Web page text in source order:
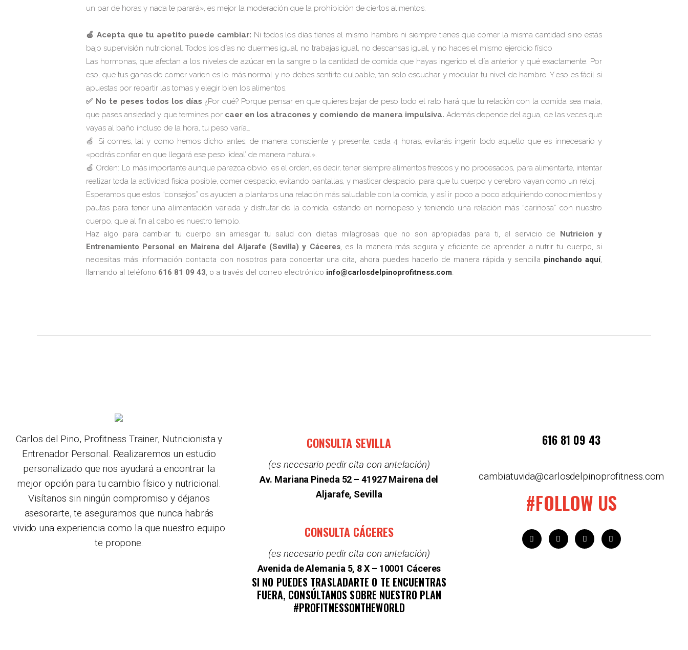
un par de horas y nada te parará», es mejor la moderación que la prohibición de ciertos alimentos.
🍏 Acepta que tu apetito puede cambiar: Ni todos los días tienes el mismo hambre ni siempre tienes que comer la misma cantidad sino estás
bajo supervisión nutricional. Todos los días no duermes igual, no trabajas igual, no descansas igual, y no haces el mismo ejercicio físico
Las hormonas, que afectan a los niveles de azúcar en la sangre o la cantidad de comida que hayas ingerido el día anterior y qué exactamente. Por
eso, que tus ganas de comer varíen es lo más normal y no debes sentirte culpable, tan solo escuchar y modular tu nivel de hambre. Y eso es fácil si
apuestas por repartir las tomas y elegir bien los alimentos.
✅ No te peses todos los días¿Por qué? Porque pensar en que quieres bajar de peso todo el rato hará que tu relación con la comida sea mala,
que pases ansiedad y que termines por caer en los atracones y comiendo de manera impulsiva. Además depende del agua, de las veces que
vayas al baño incluso de la hora, tu peso varía…
🍏 Si comes, tal y como hemos dicho antes, de manera consciente y presente, cada 4 horas, evitarás ingerir todo aquello que es innecesario y
«podrás confiar en que llegará ese peso ‘ideal’ de manera natural».
🍏 Orden: Lo más importante aunque parezca obvio, es el orden, es decir, tener siempre alimentos frescos y no procesados, para alimentarte, intentar
realizar toda la actividad física posible, comer despacio, evitando pantallas, y masticar despacio, para que tu cuerpo y cerebro vayan como un reloj.
Esperamos que estos “consejos” os ayuden a plantaros una relación más saludable con la comida, y así ir poco a poco adquiriendo conocimientos y
pautas para tener una alimentación variada y disfrutar de la comida, estando en nornopeso y teniendo una relación más “cariñosa” con nuestro
cuerpo, que al fin al cabo es nuestro templo.
Haz algo para cambiar tu cuerpo sin arriesgar tu salud con dietas milagrosas que no son apropiadas para ti, el servicio de Nutricion y
Entrenamiento Personal en Mairena del Aljarafe (Sevilla) y Cáceres, es la manera más segura y eficiente de aprender a nutrir tu cuerpo, si
necesitas más información contacta con nosotros para concertar una cita, ahora puedes hacerlo de manera rápida y sencilla pinchando aquí,
llamando al teléfono 616 81 09 43, o a través del correo electrónico info@carlosdelpinoprofitness.com.
Carlos del Pino, Profitness Trainer, Nutricionista y
Entrenador Personal. Realizaremos un estudio
personalizado que nos ayudará a encontrar la
mejor opción para tu cambio físico y nutricional.
Visítanos sin ningún compromiso y déjanos
asesorarte, te aseguramos que nunca habrás
vivido una experiencia como la que nuestro equipo
te propone.
CONSULTA SEVILLA
(es necesario pedir cita con antelación)
Av. Mariana Pineda 52 –41927 Mairena del
Aljarafe, Sevilla
CONSULTA CÁCERES
(es necesario pedir cita con antelación)
Avenida de Alemania 5, 8 X – 10001 Cáceres
SI NO PUEDES TRASLADARTE O TE ENCUENTRAS
FUERA, CONSÚLTANOS SOBRE NUESTRO PLAN
#PROFITNESSONTHEWORLD
616 81 09 43
cambiatuvida@carlosdelpinoprofitness.com
#FOLLOW US